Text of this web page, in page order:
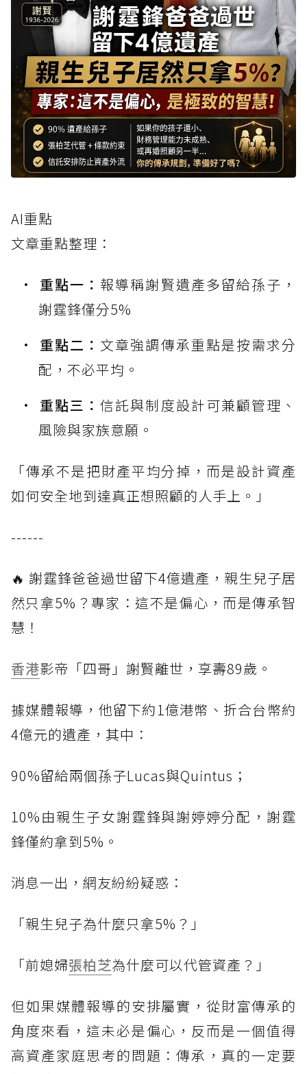
AI重點
文章重點整理：
重點一： 報導稱謝賢遺產多留給孫子，
謝霆鋒僅分5%
重點二： 文章強調傳承重點是按需求分
配，不必平均。
重點三：信託與制度設計可兼顧管理、
風險與家族意願。
「傳承不是把財產平均分掉，而是設計資產
如何安全地到達真正想照顧的人手上。」
------
🔥 謝霆鋒爸爸過世留下4億遺產，親生兒子居
然只拿5%？專家：這不是偏心，而是傳承智
慧！
香港影帝「四哥」謝賢離世，享壽89歲。
據媒體報導，他留下約1億港幣、折合台幣約
4億元的遺產，其中：
90%留給兩個孫子Lucas與Quintus；
10%由親生子女謝霆鋒與謝婷婷分配，謝霆
鋒僅約拿到5%。
消息一出，網友紛紛疑惑：
「親生兒子為什麼只拿5%？」
「前媳婦張柏芝為什麼可以代管資產？」
但如果媒體報導的安排屬實，從財富傳承的
角度來看，這未必是偏心，反而是一個值得
高資產家庭思考的問題：傳承，真的一定要